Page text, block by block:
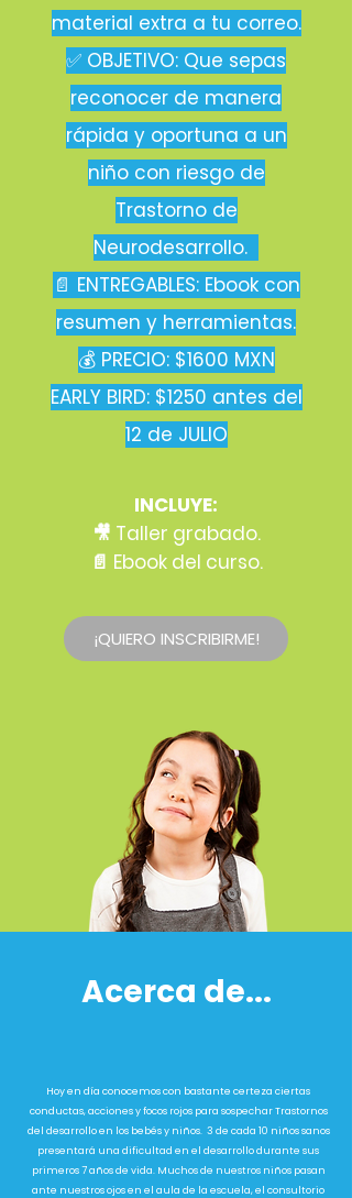
material extra a tu correo.
✅ OBJETIVO: Que sepas
reconocer de manera
rápida y oportuna a un
niño con riesgo de
Trastorno de
Neurodesarrollo.
📄 ENTREGABLES: Ebook con
resumen y herramientas.
💰 PRECIO: $1600 MXN
EARLY BIRD: $1250 antes del
12 de JULIO
INCLUYE:
🎥 Taller grabado.
📄 Ebook del curso.
¡QUIERO INSCRIBIRME!
Acerca de...
Hoy en día conocemos con bastante certeza ciertas
conductas, acciones y focos rojos para sospechar Trastornos
del desarrollo en los bebés y niños. 3 de cada 10 niños sanos
presentará una dificultad en el desarrollo durante sus
primeros 7 años de vida. Muchos de nuestros niños pasan
ante nuestros ojos en el aula de la escuela, el consultorio